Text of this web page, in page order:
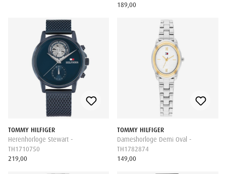
189,00
TOMMY HILFIGER
Herenhorloge Stewart -
TH1710750
219,00
TOMMY HILFIGER
Dameshorloge Demi Oval -
TH1782874
149,00